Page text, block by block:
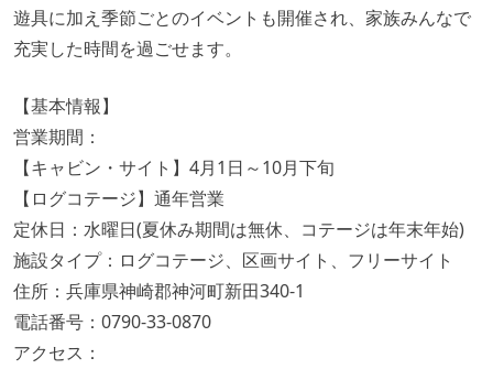
遊具に加え季節ごとのイベントも開催され、家族みんなで
充実した時間を過ごせます。
【基本情報】
営業期間：
【キャビン・サイト】4月1日～10月下旬
【ログコテージ】通年営業
定休日：水曜日(夏休み期間は無休、コテージは年末年始)
施設タイプ：ログコテージ、区画サイト、フリーサイト
住所：兵庫県神崎郡神河町新田340-1
電話番号：0790-33-0870
アクセス：